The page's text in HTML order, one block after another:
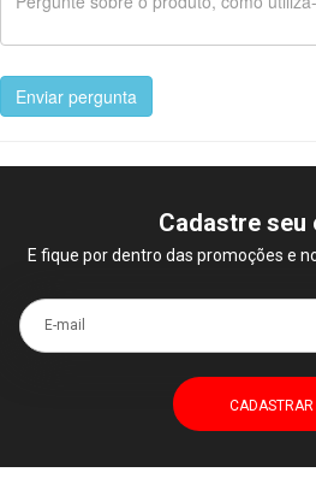
Enviar pergunta
Cadastre seu
E fique por dentro das promoções e
E-mail